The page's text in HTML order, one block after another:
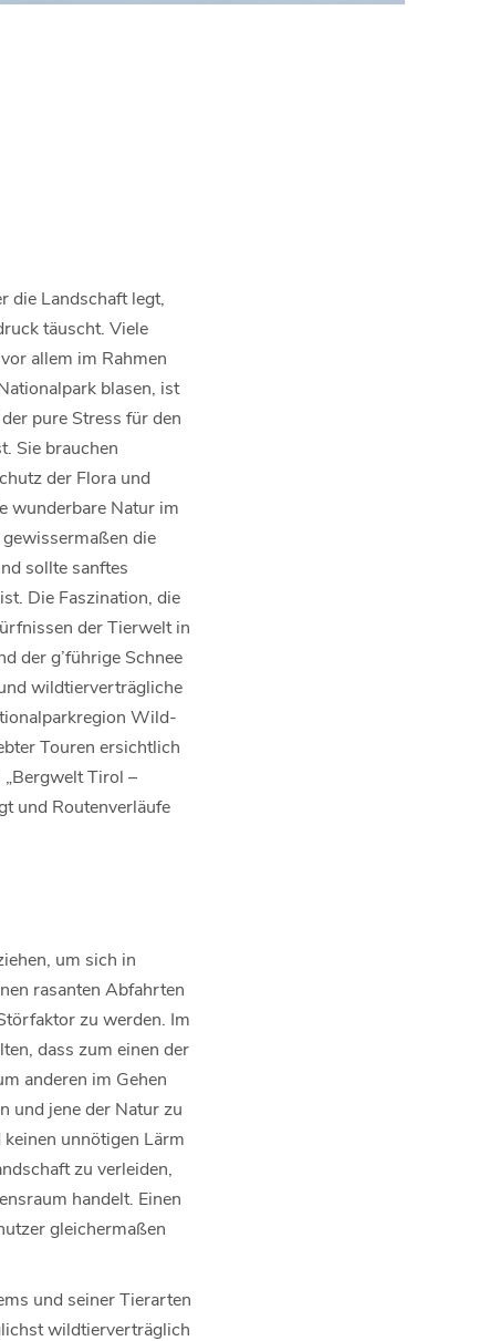
die Landschaft legt,
täuscht. Viele
allem im Rahmen
blasen, ist
pure Stress für den
Sie brauchen
der Flora und
wunderbare Natur im
die
sollte sanftes
Die Faszination, die
der Tierwelt in
der g’führige Schnee
wildtierverträgliche
Wild-
Touren ersichtlich
Tirol –
und Routenverläufe
um sich in
rasanten Abfahrten
zu werden. Im
dass zum einen der
anderen im Gehen
und jene der Natur zu
unnötigen Lärm
zu verleiden,
handelt. Einen
gleichermaßen
und seiner Tierarten
wildtierverträglich